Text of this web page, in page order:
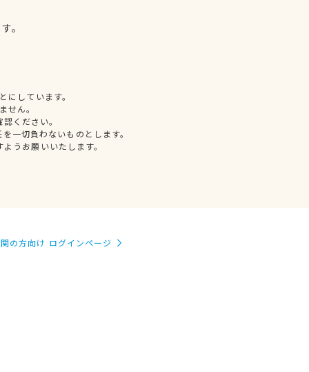
。
しています。
せん。
ください。
一切負わないものとします。
うお願いいたします。
の方向け ログインページ